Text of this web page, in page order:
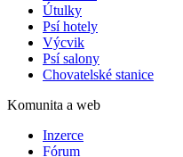
Útulky
Psí hotely
Výcvik
Psí salony
Chovatelské stanice
Komunita a web
Inzerce
Fórum